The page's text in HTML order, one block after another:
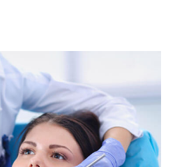
PARA PROFESIONALES
CUPONES
CO (ES)